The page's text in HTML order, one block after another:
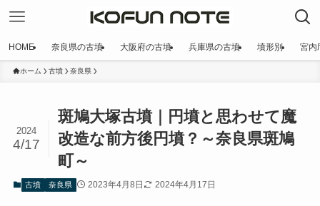
HOME 奈良県の古墳 大阪府の古墳 兵庫県の古墳 墳形別 宮内
ホーム 古墳 奈良県
斑鳩大塚古墳｜円墳と思わせて魔
改造な前方後円墳？～奈良県斑鳩
町～
2024
4/17
古墳 奈良県 2023年4月8日 2024年4月17日